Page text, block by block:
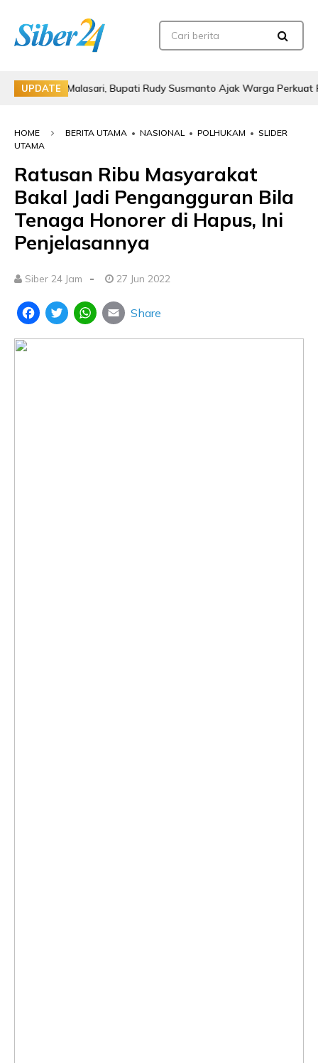
UPDATE
di Malasari, Bupati Rudy Susmanto Ajak Warga Perkuat
HOME BERITA UTAMA • NASIONAL• POLHUKAM • SLIDER
UTAMA
Ratusan Ribu Masyarakat
Bakal Jadi Pengangguran Bila
Tenaga Honorer di Hapus, Ini
Penjelasannya
Siber 24 Jam - 27 Jun 2022
FacebookTwitterWhatsApp
Email
Share